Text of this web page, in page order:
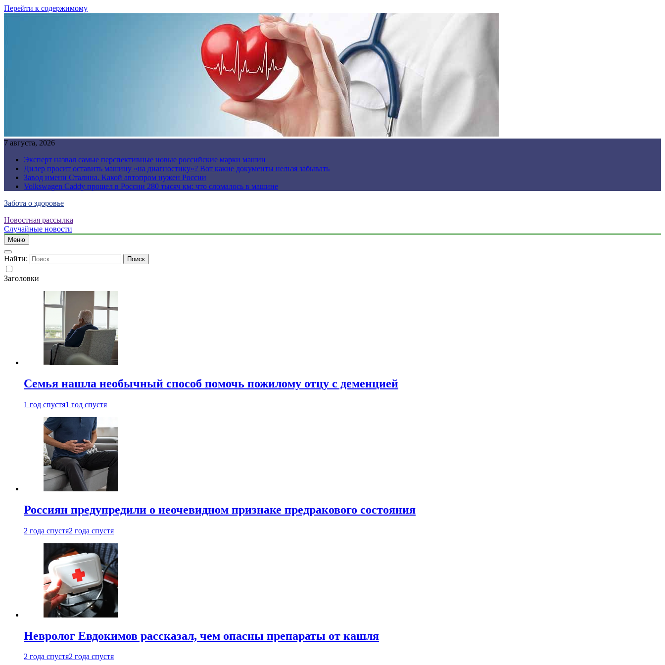
Перейти к содержимому
7 августа, 2026
Эксперт назвал самые перспективные новые российские марки машин
Дилер просит оставить машину «на диагностику»? Вот какие документы нельзя забывать
Завод имени Сталина. Какой автопром нужен России
Volkswagen Caddy прошел в России 280 тысяч км: что сломалось в машине
Забота о здоровье
Новостная рассылка
Случайные новости
Меню
Найти:
Заголовки
Семья нашла необычный способ помочь пожилому отцу с деменцией
1 год спустя1 год спустя
Россиян предупредили о неочевидном признаке предракового состояния
2 года спустя2 года спустя
Невролог Евдокимов рассказал, чем опасны препараты от кашля
2 года спустя2 года спустя